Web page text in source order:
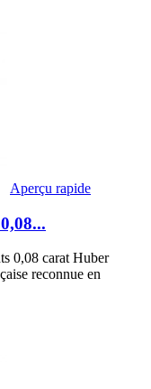
Aperçu rapide
0,08 carat Huber
reconnue en